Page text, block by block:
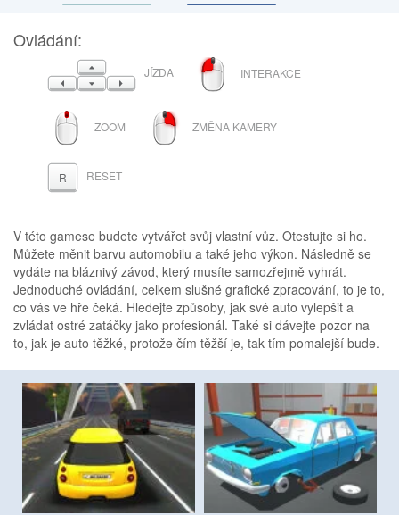
Ovládání:
NAHORU
VLEVODOLŮVPRAVO
JÍZDA
LEVÉ
TLAČÍTKO
MYŠI
INTERAKCE
ROLOVACÍ
KOLEČKOZOOM
PRAVÉ
TLAČÍTKO
MYŠI
ZMĚNA KAMERY
R RESET
V této gamese budete vytvářet svůj vlastní vůz. Otestujte si ho.
Můžete měnit barvu automobilu a také jeho výkon. Následně se
vydáte na bláznivý závod, který musíte samozřejmě vyhrát.
Jednoduché ovládání, celkem slušné grafické zpracování, to je to,
co vás ve hře čeká. Hledejte způsoby, jak své auto vylepšit a
zvládat ostré zatáčky jako profesionál. Také si dávejte pozor na
to, jak je auto těžké, protože čím těžší je, tak tím pomalejší bude.